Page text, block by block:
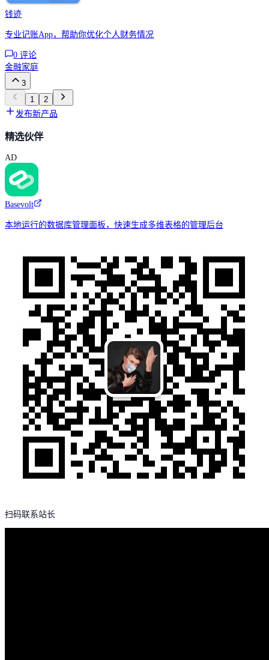
钱迹
专业记账App，帮助你优化个人财务情况
0 评论
金融家庭
3
1
2
发布新产品
精选伙伴
AD
Basevolt
本地运行的数据库管理面板，快速生成多维表格的管理后台
扫码联系站长